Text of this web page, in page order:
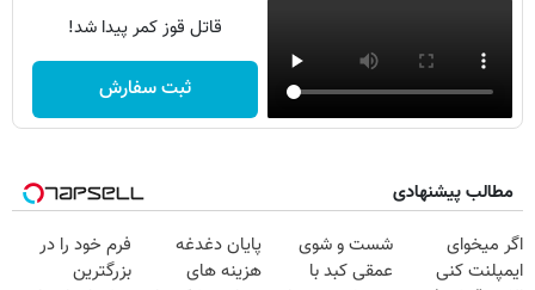
قاتل قوز کمر پیدا شد!
ثبت سفارش
مطالب پیشنهادی
اگر میخوای
ایمپلنت کنی
شست و شوی
عمقی کبد با
پایان دغدغه
هزینه های
فرم خود را در
بزرگترین